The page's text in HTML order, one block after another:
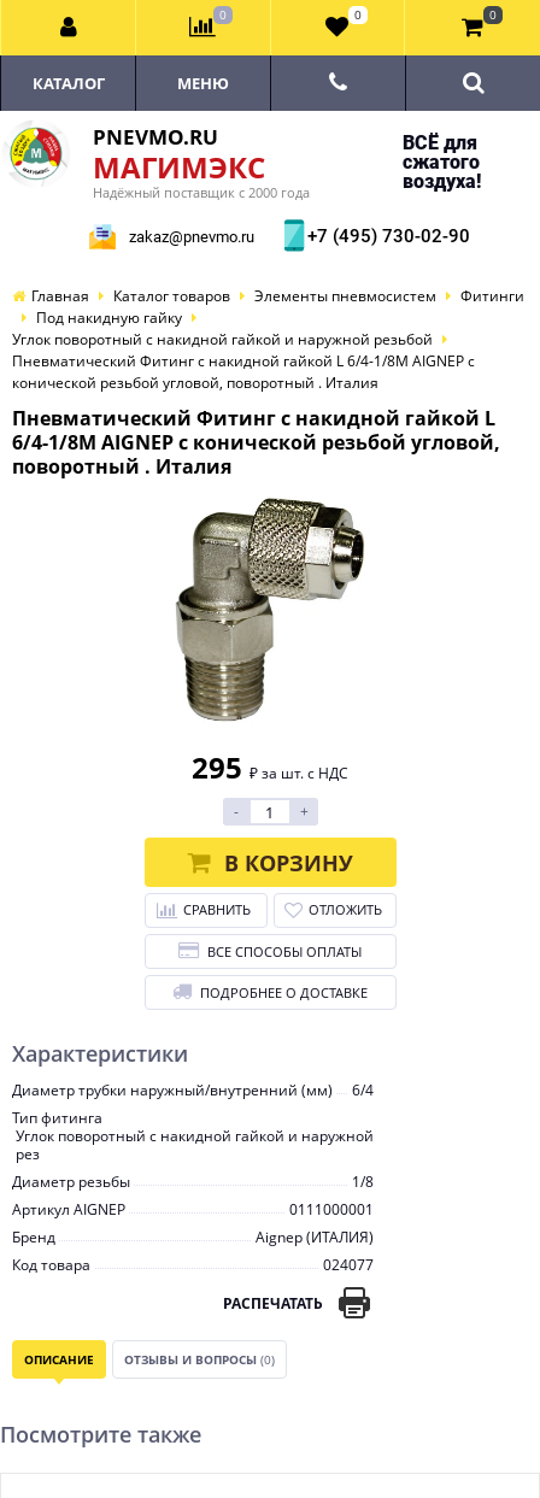
PNEVMO.RU
МАГИМЭКС
Надёжный поставщик с 2000 года
ВСЁ для
сжатого
воздуха!
zakaz@pnevmo.ru +7 (495) 730-02-90
КАТАЛОГ МЕНЮ
Главная Каталог товаров Элементы пневмосистем
Фитинги
Под накидную гайку
Углок поворотный с накидной гайкой и наружной резьбой
Пневматический Фитинг с накидной гайкой L 6/4-1/8M AIGNEP с
конической резьбой угловой, поворотный . Италия
Пневматический Фитинг с накидной гайкой L
6/4-1/8M AIGNEP с конической резьбой угловой,
поворотный . Италия
Характеристики
Диаметр трубки наружный/внутренний (мм)
6/4
Тип фитинга
Углок поворотный с накидной гайкой и наружной
рез
Диаметр резьбы
1/8
Артикул AIGNEP
0111000001
Бренд
Aignep (ИТАЛИЯ)
Код товара
024077
РАСПЕЧАТАТЬ
295 ₽ за шт. с НДС
-
+
В КОРЗИНУ
СРАВНИТЬ ОТЛОЖИТЬ
ВСЕ СПОСОБЫ ОПЛАТЫ
ПОДРОБНЕЕ О ДОСТАВКЕ
ОПИСАНИЕ ОТЗЫВЫ И ВОПРОСЫ (0)
Посмотрите также
0 0 0